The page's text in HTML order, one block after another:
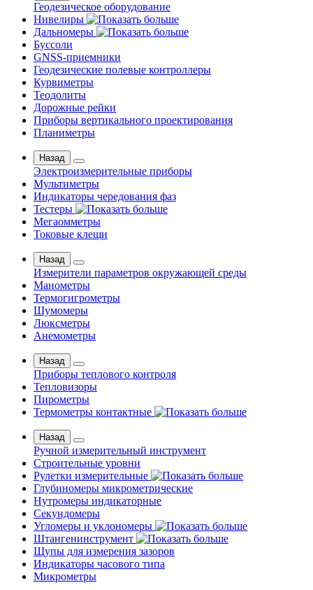
Геодезическое оборудование
Нивелиры
Дальномеры
Буссоли
GNSS-приемники
Геодезические полевые контроллеры
Курвиметры
Теодолиты
Дорожные рейки
Приборы вертикального проектирования
Планиметры
Назад
Электроизмерительные приборы
Мультиметры
Индикаторы чередования фаз
Тестеры
Мегаомметры
Токовые клещи
Назад
Измерители параметров окружающей среды
Манометры
Термогигрометры
Шумомеры
Люксметры
Анемометры
Назад
Приборы теплового контроля
Тепловизоры
Пирометры
Термометры контактные
Назад
Ручной измерительный инструмент
Строительные уровни
Рулетки измерительные
Глубиномеры микрометрические
Нутромеры индикаторные
Секундомеры
Угломеры и уклономеры
Штангенинструмент
Щупы для измерения зазоров
Индикаторы часового типа
Микрометры